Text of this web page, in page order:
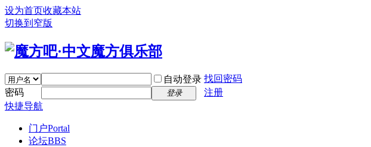
设为首页收藏本站
切换到窄版
自动登录 找回密码
密码
登录
注册
快捷导航
门户Portal
论坛BBS